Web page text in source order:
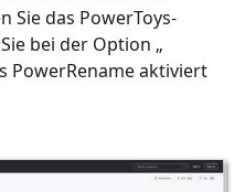
Sie das PowerToys-
bei der Option „
PowerRename aktiviert